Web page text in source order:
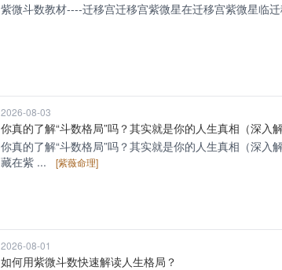
紫微斗数教材----迁移宫迁移宫紫微星在迁移宫紫微星临
2026-08-03
你真的了解“斗数格局”吗？其实就是你的人生真相（深入解
你真的了解“斗数格局”吗？其实就是你的人生真相（深入
藏在紫 ...
[紫薇命理]
2026-08-01
如何用紫微斗数快速解读人生格局？